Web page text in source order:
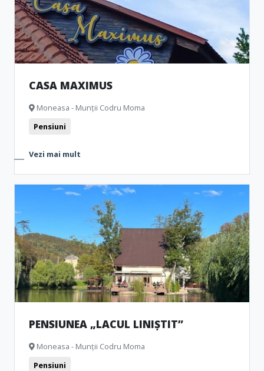
CASA MAXIMUS
Moneasa - Munții Codru Moma
Pensiuni
Vezi mai mult
PENSIUNEA „LACUL LINIȘTIT”
Moneasa - Munții Codru Moma
Pensiuni